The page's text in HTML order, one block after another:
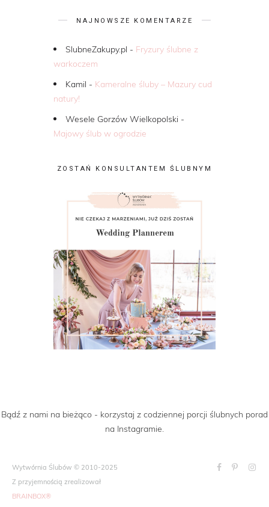
NAJNOWSZE KOMENTARZE
SlubneZakupy.pl - Fryzury ślubne z
warkoczem
Kamil - Kameralne śluby – Mazury cud
natury!
Wesele Gorzów Wielkopolski -
Majowy ślub w ogrodzie
ZOSTAŃ KONSULTANTEM ŚLUBNYM
Bądź z nami na bieżąco - korzystaj z codziennej porcji ślubnych porad
na Instagramie.
Wytwórnia Ślubów © 2010-2025
Z przyjemnością zrealizował
BRAINBOX®